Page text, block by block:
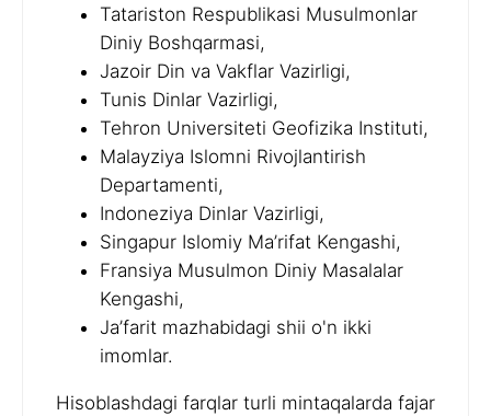
Tatariston Respublikasi Musulmonlar
Diniy Boshqarmasi,
Jazoir Din va Vakflar Vazirligi,
Tunis Dinlar Vazirligi,
Tehron Universiteti Geofizika Instituti,
Malayziya Islomni Rivojlantirish
Departamenti,
Indoneziya Dinlar Vazirligi,
Singapur Islomiy Ma’rifat Kengashi,
Fransiya Musulmon Diniy Masalalar
Kengashi,
Ja’farit mazhabidagi shii o'n ikki
imomlar.
Hisoblashdagi farqlar turli mintaqalarda fajar